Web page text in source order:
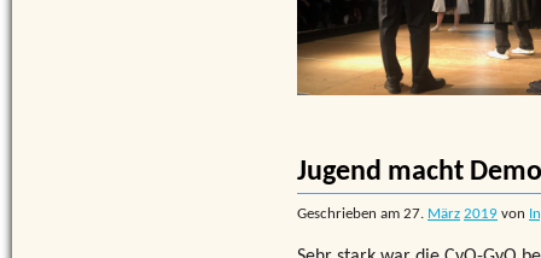
Jugend macht
Geschrieben am 27. März 2019 von